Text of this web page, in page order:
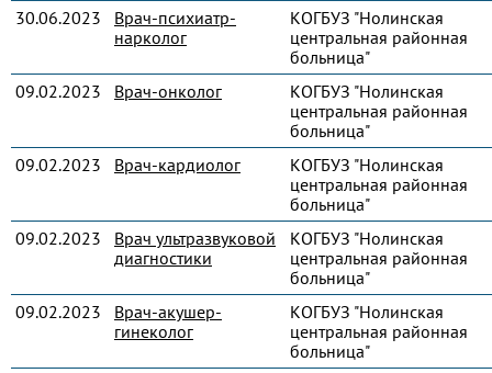
30.06.2023
Врач-психиатр-
нарколог
КОГБУЗ "Нолинская
центральная районная
больница"
09.02.2023
Врач-онколог
КОГБУЗ "Нолинская
центральная районная
больница"
09.02.2023
Врач-кардиолог
КОГБУЗ "Нолинская
центральная районная
больница"
09.02.2023
Врач ультразвуковой
диагностики
КОГБУЗ "Нолинская
центральная районная
больница"
09.02.2023
Врач-акушер-
гинеколог
КОГБУЗ "Нолинская
центральная районная
больница"